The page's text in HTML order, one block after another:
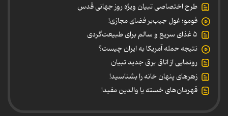
طرح اختصاصی تبیان ویژه روز جهانی قدس
فومو؛ غول جیب‌بر فضای مجازی!
۵ غذای سریع و سالم برای طبیعت‌گردی
نتیجه حمله آمریکا به ایران چیست؟
رونمایی از اتاق برق جدید تبیان
زهرهای پنهان خانه را بشناسید!
قهرمان‌های خسته یا والدین مفید!